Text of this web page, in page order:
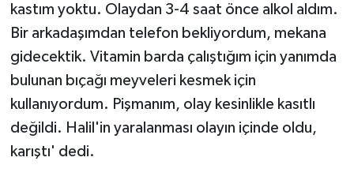
kastım yoktu. Olaydan 3-4 saat önce alkol aldım.
Bir arkadaşımdan telefon bekliyordum, mekana
gidecektik. Vitamin barda çalıştığım için yanımda
bulunan bıçağı meyveleri kesmek için
kullanıyordum. Pişmanım, olay kesinlikle kasıtlı
değildi. Halil'in yaralanması olayın içinde oldu,
karıştı' dedi.